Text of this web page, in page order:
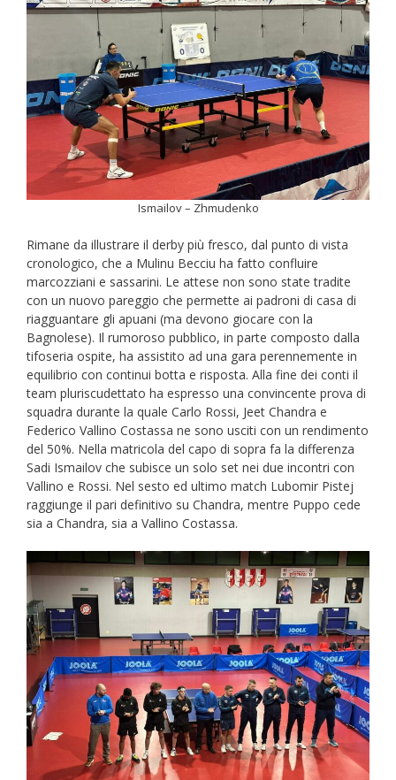
Ismailov – Zhmudenko
Rimane da illustrare il derby più fresco, dal punto di vista
cronologico, che a Mulinu Becciu ha fatto confluire
marcozziani e sassarini. Le attese non sono state tradite
con un nuovo pareggio che permette ai padroni di casa di
riagguantare gli apuani (ma devono giocare con la
Bagnolese). Il rumoroso pubblico, in parte composto dalla
tifoseria ospite, ha assistito ad una gara perennemente in
equilibrio con continui botta e risposta. Alla fine dei conti il
team pluriscudettato ha espresso una convincente prova di
squadra durante la quale Carlo Rossi, Jeet Chandra e
Federico Vallino Costassa ne sono usciti con un rendimento
del 50%. Nella matricola del capo di sopra fa la differenza
Sadi Ismailov che subisce un solo set nei due incontri con
Vallino e Rossi. Nel sesto ed ultimo match Lubomir Pistej
raggiunge il pari definitivo su Chandra, mentre Puppo cede
sia a Chandra, sia a Vallino Costassa.